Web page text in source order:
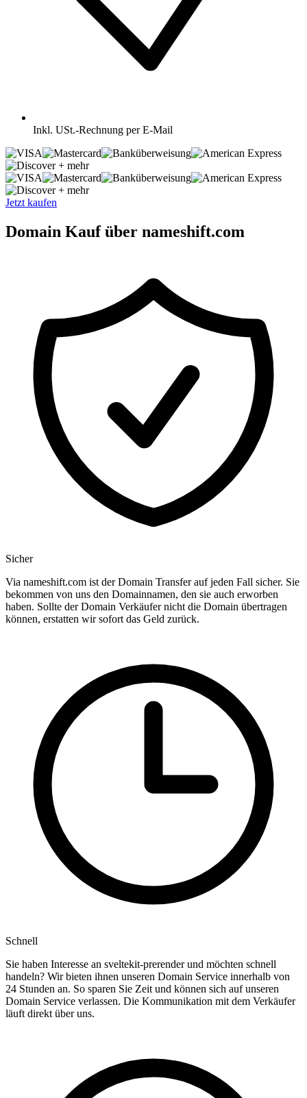
Inkl. USt.-Rechnung per E-Mail
+ mehr
+ mehr
Jetzt kaufen
Domain Kauf über nameshift.com
Sicher
Via nameshift.com ist der Domain Transfer auf jeden Fall sicher. Sie
bekommen von uns den Domainnamen, den sie auch erworben
haben. Sollte der Domain Verkäufer nicht die Domain übertragen
können, erstatten wir sofort das Geld zurück.
Schnell
Sie haben Interesse an sveltekit-prerender und möchten schnell
handeln? Wir bieten ihnen unseren Domain Service innerhalb von
24 Stunden an. So sparen Sie Zeit und können sich auf unseren
Domain Service verlassen. Die Kommunikation mit dem Verkäufer
läuft direkt über uns.